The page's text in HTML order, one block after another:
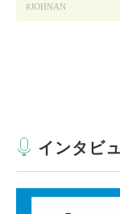
JOHNAN
インタビ